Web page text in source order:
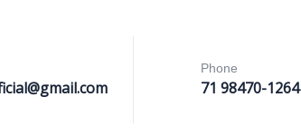
Phone
71 98470-1264